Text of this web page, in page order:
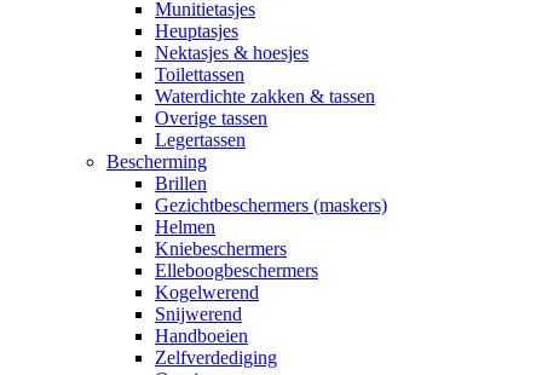
Munitietasjes
Heuptasjes
Nektasjes & hoesjes
Toilettassen
Waterdichte zakken & tassen
Overige tassen
Legertassen
Bescherming
Brillen
Gezichtbeschermers (maskers)
Helmen
Kniebeschermers
Elleboogbeschermers
Kogelwerend
Snijwerend
Handboeien
Zelfverdediging